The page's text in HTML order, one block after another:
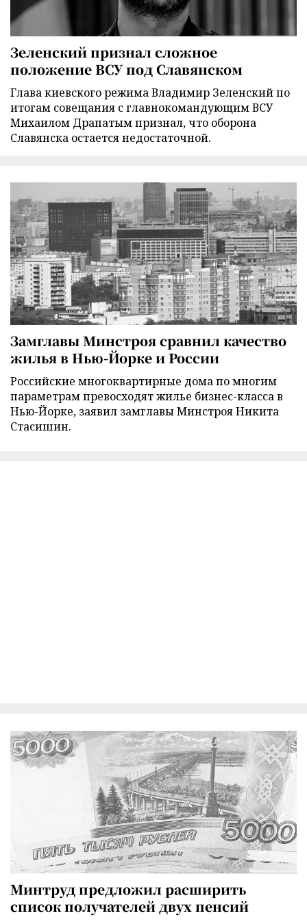
Зеленский признал сложное
положение ВСУ под Славянском
Глава киевского режима Владимир Зеленский по
итогам совещания с главнокомандующим ВСУ
Михаилом Драпатым признал, что оборона
Славянска остается недостаточной.
Замглавы Минстроя сравнил качество
жилья в Нью-Йорке и России
Российские многоквартирные дома по многим
параметрам превосходят жилье бизнес-класса в
Нью-Йорке, заявил замглавы Минстроя Никита
Стасишин.
Минтруд предложил расширить
список получателей двух пенсий